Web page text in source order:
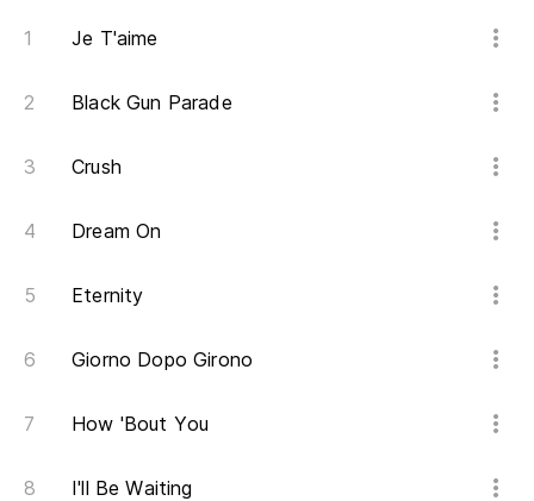
Je T'aime
Black Gun Parade
Crush
Dream On
Eternity
Giorno Dopo Girono
How 'Bout You
I'll Be Waiting